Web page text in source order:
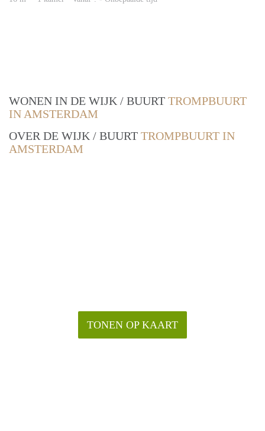
WONEN IN DE WIJK / BUURT TROMPBUURT
IN AMSTERDAM
OVER DE WIJK / BUURT TROMPBUURT IN
AMSTERDAM
TONEN OP KAART